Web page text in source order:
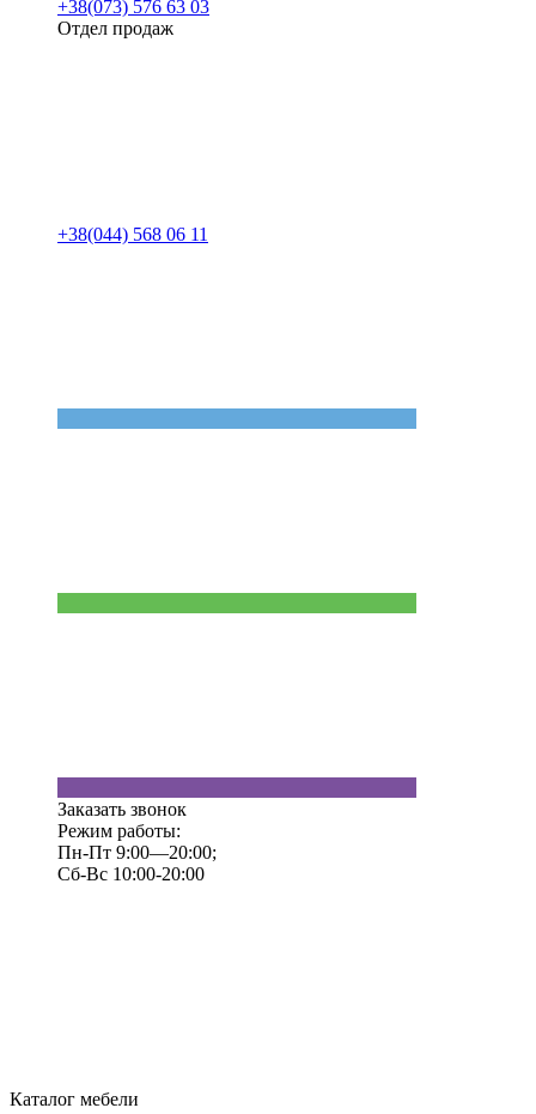
+38(073) 576 63 03
Отдел продаж
+38(044) 568 06 11
Заказать звонок
Режим работы:
Пн-Пт 9:00—20:00;
Сб-Вс 10:00-20:00
Каталог мебели